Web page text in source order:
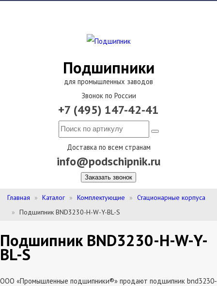
Подшипники
для промышленных заводов
Звонок по России
+7 (495) 147-42-41
Доставка по всем странам
info@podschipnik.ru
Заказать звонок
Главная Каталог Комплектующие
Стационарные корпуса
Подшипник BND3230-H-W-Y-BL-S
Подшипник BND3230-H-W-Y-
BL-S
ООО «Промышленные подшипники®» продают подшипник bnd3230-